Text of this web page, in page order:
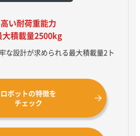
高い耐荷重能力
大積載量2500kg
な設計が求められる最大積載量2ト
ロボットの特徴を
チェック